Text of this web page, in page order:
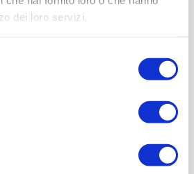
dei loro servizi.